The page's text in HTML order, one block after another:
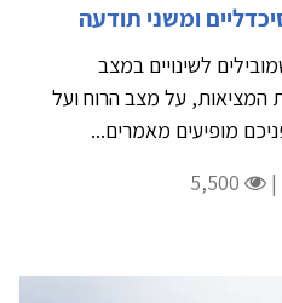
ומשני תודעה
לשינויים במצב
המציאות, על מצב הרוח ועל
מופיעים מאמרים...